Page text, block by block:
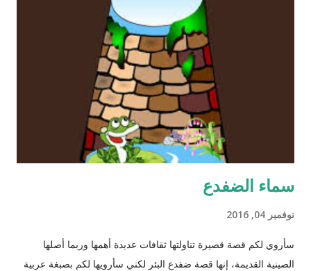
سماء الضفدع
نوفمبر 04, 2016
سأروي لكم قصة قصيرة تناولتها ثقافات عديدة أهمها وربما أصلها
الصينية القديمة، إنها قصة ضفدع البئر لكني سأرويها لكم بصبغة عربية